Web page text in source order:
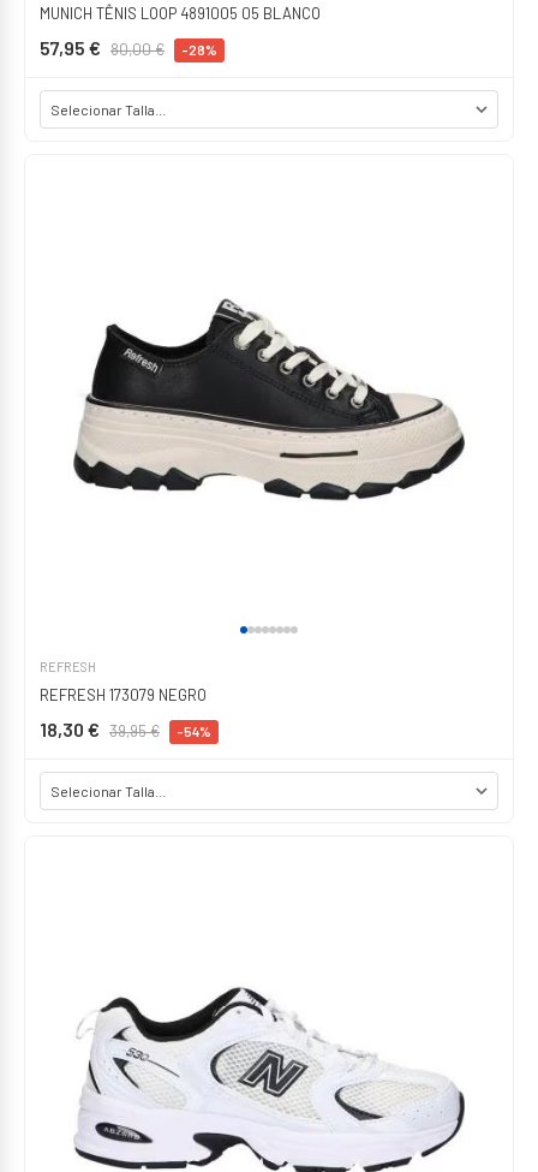
MUNICH TÊNIS LOOP 4891005 05 BLANCO
57,95 € 80,00 € -28%
REFRESH
REFRESH 173079 NEGRO
18,30 € 39,95 € -54%